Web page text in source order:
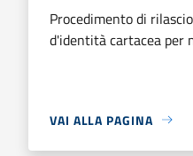
Procedimento di
d'identità cartacea per
VAI ALLA PAGINA